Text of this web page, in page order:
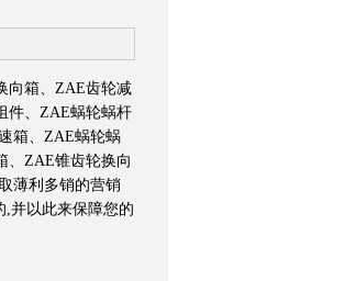
向箱、ZAE齿轮减
件、ZAE蜗轮蜗杆
箱、ZAE蜗轮蜗
、ZAE锥齿轮换向
薄利多销的营销
,并以此来保障您的